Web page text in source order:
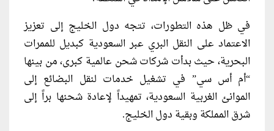
في ظل هذه التطورات، تتجه دول الخليج إلى تعزيز
الاعتماد على النقل البري عبر السعودية كبديل للممرات
البحرية، حيث بدأت شركات شحن عالمية كبرى، من بينها
“أم أس سي” في تشغيل خدمات لنقل البضائع إلى
الموانئ الغربية السعودية، تمهيداً لإعادة شحنها براً إلى
شرق المملكة وبقية دول الخليج.